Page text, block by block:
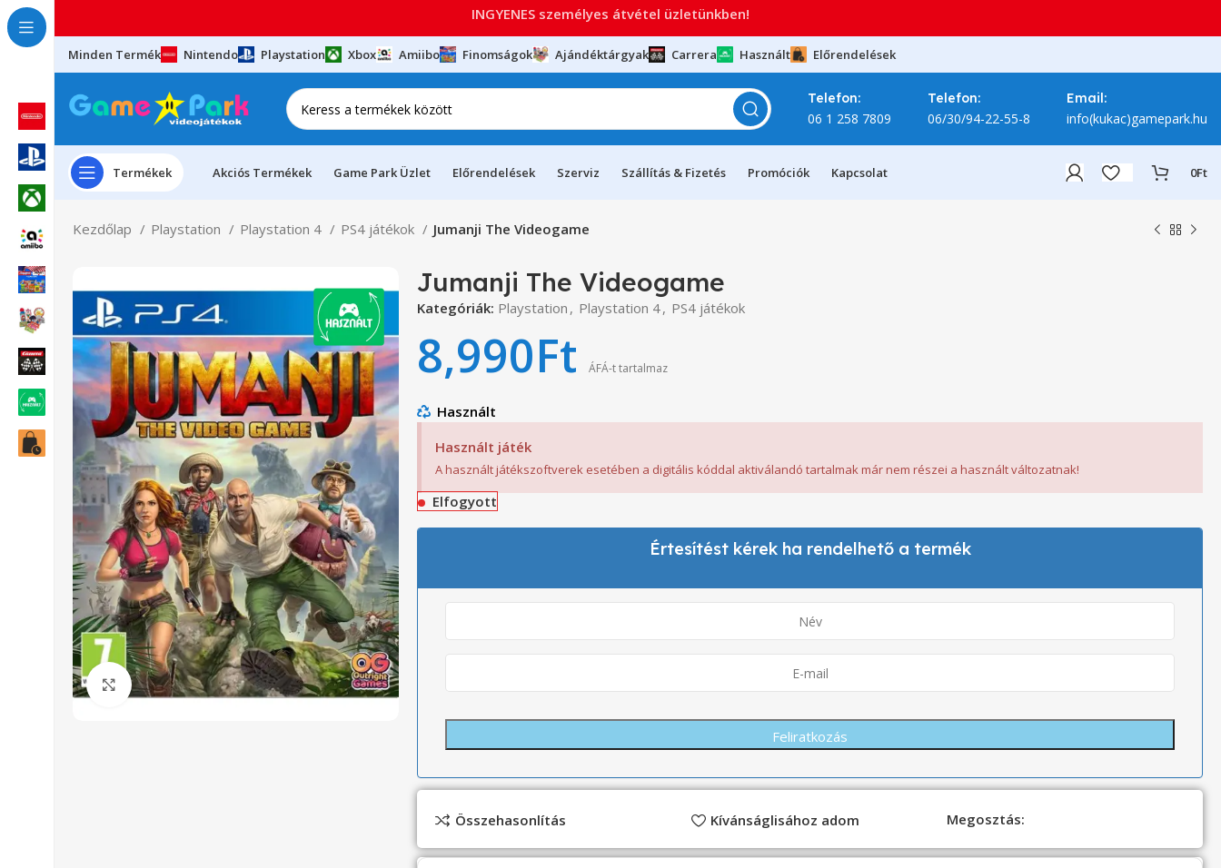
Minden Termék Nintendo Playstation Xbox Amiibo Finomságok Ajándéktárgyak Carrera Használt Előrendelések
Telefon:
06 1 258 7809
Telefon:
06/30/94-22-55-8
Email:
info(kukac)gamepark.hu
Termékek Akciós Termékek Game Park Üzlet Előrendelések Szerviz Szállítás & Fizetés Promóciók Kapcsolat 0Ft
Kezdőlap Playstation Playstation 4 PS4 játékok Jumanji The Videogame
Click to enlarge
Jumanji The Videogame
Kategóriák: Playstation , Playstation 4, PS4 játékok
8,990Ft ÁFÁ-t tartalmaz
Használt
Használt játék
A használt játékszoftverek esetében a digitális kóddal aktiválandó tartalmak már nem részei a használt változatnak!
Elfogyott
Értesítést kérek ha rendelhető a termék
Összehasonlítás Kívánságlisához adom Megosztás:
INGYENES személyes átvétel üzletünkben!